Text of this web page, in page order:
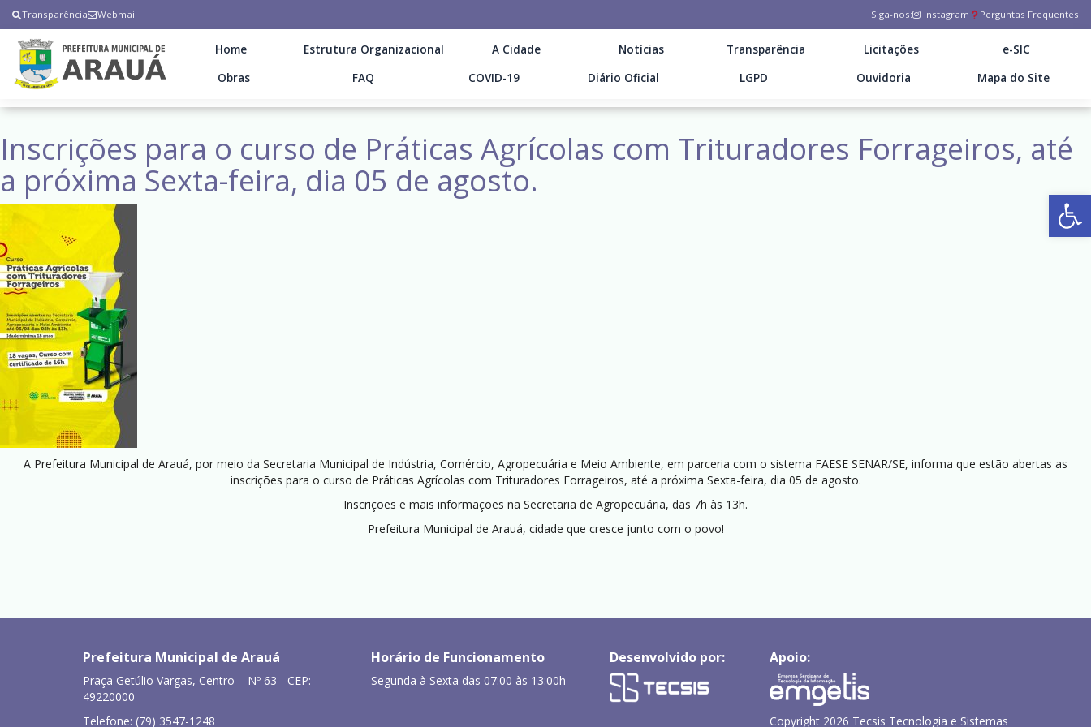
Transparência Webmail Siga-nos: Instagram Perguntas Frequentes
Home Estrutura Organizacional A Cidade Notícias Transparência Licitações
e-SIC
Obras
FAQ COVID-19 Diário Oficial LGPD Ouvidoria Mapa do Site
Inscrições para o curso de Práticas Agrícolas com Trituradores Forrageiros, até
a próxima Sexta-feira, dia 05 de agosto.
A Prefeitura Municipal de Arauá, por meio da Secretaria Municipal de Indústria, Comércio, Agropecuária e Meio Ambiente, em parceria com o sistema FAESE SENAR/SE, informa que estão abertas as
inscrições para o curso de Práticas Agrícolas com Trituradores Forrageiros, até a próxima Sexta-feira, dia 05 de agosto.
Inscrições e mais informações na Secretaria de Agropecuária, das 7h às 13h.
Prefeitura Municipal de Arauá, cidade que cresce junto com o povo!
Prefeitura Municipal de Arauá
Praça Getúlio Vargas, Centro – Nº 63 - CEP:
49220000
Telefone: (79) 3547-1248
Horário de Funcionamento
Segunda à Sexta das 07:00 às 13:00h
Desenvolvido por: Apoio:
Copyright 2026 Tecsis Tecnologia e Sistemas